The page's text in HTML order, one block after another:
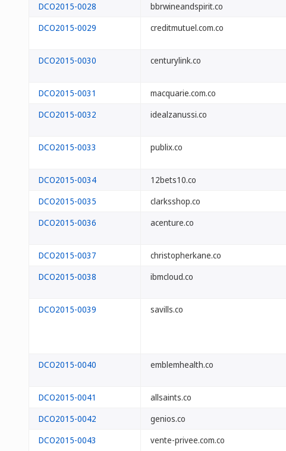
DCO2015-0028 bbrwineandspirit.co
DCO2015-0029
creditmutuel.com.co
DCO2015-0030 centurylink.co
DCO2015-0031 macquarie.com.co
DCO2015-0032
idealzanussi.co
DCO2015-0033 publix.co
DCO2015-0034 12bets10.co
DCO2015-0035
clarksshop.co
DCO2015-0036
acenture.co
DCO2015-0037 christopherkane.co
DCO2015-0038
ibmcloud.co
DCO2015-0039 savills.co
DCO2015-0040 emblemhealth.co
DCO2015-0041 allsaints.co
DCO2015-0042
genios.co
DCO2015-0043
vente-privee.com.co